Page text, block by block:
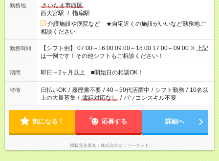
勤務地
さいたま市西区
西大宮駅 / 指扇駅
介護施設や病院など ★自宅近くの施設がいいなど勤務地ご
相談ください
勤務時間
【シフト例】 07:00～16:00 09:00～18:00 17:00～09:00 ※ 上記
は一例です！その他シフトもご相談ください！
期間 即日～2ヶ月以上 ■開始日の相談OK！
特徴 日払いOK / 履歴書不要 / 40～50代活躍中 / シフト勤務 / 10名以
上の大量募集 / 電話対応なし / パソコンスキル不要
気になる！ 応募する 詳細へ
掲載元企業名 株式会社ニッソーネット